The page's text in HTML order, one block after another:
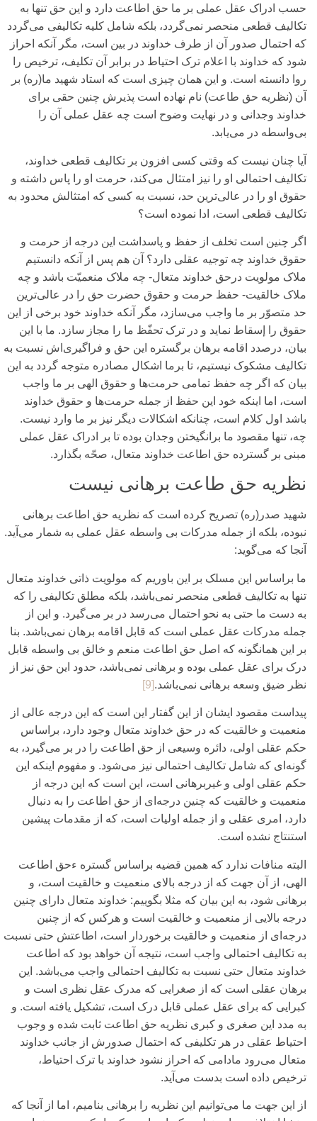
حسب ادراک عقل عملی‌ بر ما حق اطاعت دارد و این حق تنها به
تکالیف قطعی‌ منحصر نمی‌‌گردد، بلکه شامل کلیه تکالیفی‌ می‌گردد
که احتمال صدور آن از طرف خداوند در بین است، مگر آنکه احراز
شود که خداوند با اعلام ترک احتیاط در برابر آن تکلیف، ترخیص را
روا دانسته است. و این همان چیزی‌ است که استاد شهید ما(ره) بر
آن (نظریه حق طاعت) نام نهاده است پذیرش چنین حقی‌ برای‌
خداوند وجدانی‌ و در نهایت وضوح است چه عقل عملی‌ آن را
بی‌‌واسطه در می‌یابد.
آیا چنان نیست که وقتی‌ کسی‌ افزون بر تکالیف قطعی خداوند،
تکالیف احتمالی‌ او را نیز امتثال می‌کند، حرمت او را پاس داشته و
حقوق او را در عالی‌‌ترین حد، نسبت به کسی‌ که امتثالش محدود به
تکالیف قطعی‌ است، ادا نموده است؟
اگر چنین است تخلف از حفظ و پاسداشت این درجه از حرمت و
حقوق خداوند چه توجیه عقلی‌ دارد؟ آن هم پس از آنکه دانستیم
ملاک مولویت درحق خداوند متعال- چه ملاک منعمیّت باشد و چه
ملاک خالقیت- حفظ حرمت و حقوق حضرت حق را در عالی‌‌ترین
حد متصوّر بر ما واجب می‌سازد، مگر آنکه خداوند خود برخی‌ از این
حقوق را إسقاط نماید و در ترک تحفّظ ما را مجاز سازد. ما با این
بیان، درصدد اقامه برهان برگستره این حق و فراگیری‌‌اش نسبت به
تکالیف مشکوک نیستیم، تا برما اشکال مصادره متوجه گردد به این
بیان که اگر چه حفظ تمامی‌ حرمت‌ها و حقوق الهی‌ بر ما واجب
است، اما اینکه خود این حفظ از جمله حرمت‌ها و حقوق خداوند
باشد اول کلام است، چنانکه اشکالات دیگر نیز بر ما وارد نیست.
چه، تنها مقصود ما برانگیختن وجدان بوده تا بر ادراک عقل عملی‌
مبنی‌ بر گسترده حق اطاعت خداوند متعال، صحّه بگذارد.
نظریه حق طاعت برهانی‌ نیست
شهید صدر(ره) تصریح کرده است که نظریه حق اطاعت برهانی‌
نبوده، بلکه از جمله مدرکات بی‌ واسطه عقل عملی‌ به شمار می‌آید.
آنجا که می‌‌گوید:
ما براساس این مسلک بر این باوریم که مولویت ذاتی‌ خداوند متعال
تنها به تکالیف قطعی‌ منحصر نمی‌باشد، بلکه مطلق تکالیفی‌ را که
به دست ما حتی‌ به نحو احتمال می‌رسد در بر می‌‌گیرد. و این از
جمله مدرکات عقل عملی‌ است که قابل اقامه‌ برهان نمی‌باشد. بنا
بر این همانگونه که اصل حق اطاعت منعم و خالق بی‌ واسطه قابل
درک برای‌ عقل عملی‌ بوده و برهانی‌ نمی‌‌باشد، حدود این حق نیز از
نظر ضیق وسعه برهانی‌ نمی‌باشد.[9]
پیداست مقصود ایشان از این گفتار این است که این درجه عالی‌ از
منعمیت و خالقیت که در حق خداوند متعال وجود دارد، براساس
حکم عقلی‌ اولی‌، دائره وسیعی‌ از حق اطاعت را در بر می‌‌گیرد، به
گونه‌ای‌ که شامل تکالیف احتمالی‌ نیز می‌شود. و مفهوم اینکه این
حکم عقلی‌ اولی‌ و غیربرهانی‌ است، این است که این درجه از
منعمیت و خالقیت که چنین درجه‌ای‌ از حق اطاعت را به دنبال
دارد، امری‌ عقلی‌ و از جمله اولیات است، که از مقدمات پیشین
استنتاج نشده است.
البته منافات ندارد که همین قضیه براساس گستره ءحق اطاعت
الهی‌، از آن جهت که از درجه بالای‌ منعمیت و خالقیت است، و
برهانی‌ شود، به این بیان که مثلا بگوییم: خداوند متعال دارای‌ چنین
درجه بالایی‌ از منعمیت و خالقیت است و هرکس که از چنین
درجه‌ای‌ از منعمیت و خالقیت برخوردار است، اطاعتش حتی‌ نسبت
به تکالیف احتمالی‌ واجب است، نتیجه آن خواهد بود که اطاعت
خداوند متعال حتی‌ نسبت به تکالیف احتمالی‌ واجب می‌باشد. این
برهان عقلی‌ است که از صغرایی‌ که مدرک عقل نظری‌ است و
کبرایی‌ که برای‌ عقل عملی‌ قابل درک است، تشکیل یافته است. و
به مدد این صغری‌ و کبری‌ نظریه حق اطاعت ثابت شده و وجوب
احتیاط عقلی‌ در هر تکلیفی‌ که احتمال صدورش از جانب خداوند
متعال می‌رود مادامی‌ که احراز نشود خداوند با ترک احتیاط،
ترخیص داده است بدست می‌‌آید.
از این جهت ما می‌‌توانیم این نظریه را برهانی‌ بنامیم، اما از آنجا که